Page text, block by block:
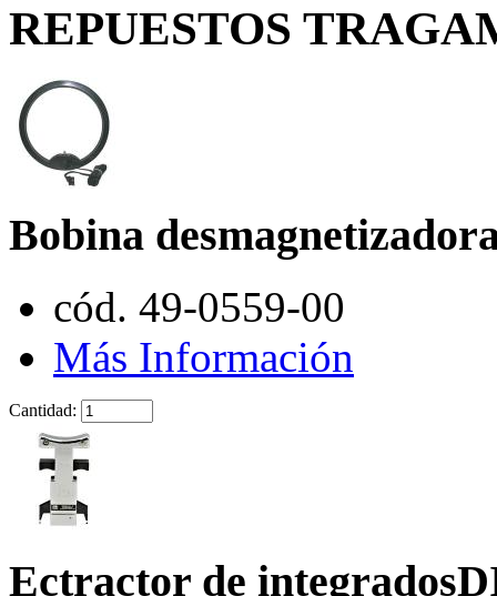
REPUESTOS
Bobina
cód. 49-0559-00
Más Información
Cantidad:
Ectractor de